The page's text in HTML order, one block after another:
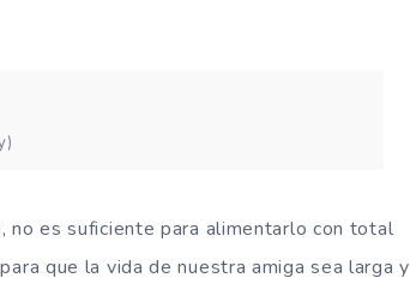
no es suficiente para alimentarlo con total
que la vida de nuestra amiga sea larga y